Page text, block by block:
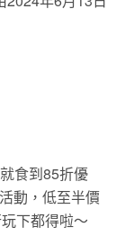
食到85折優
動，低至半價
下都得啦～